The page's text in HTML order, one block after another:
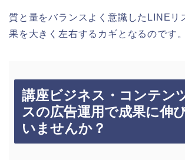
質と量をバランスよく意識したLINEリ
果を大きく左右するカギとなるのです。
講座ビジネス・コンテン
スの広告運用で成果に伸
いませんか？